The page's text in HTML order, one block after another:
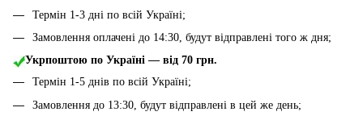
Термін 1-3 дні по всій Україні;
Замовлення оплачені до 14:30, будут відправлені того ж дня;
Укрпоштою по Україні — від 70 грн.
Термін 1-5 днів по всій Україні;
Замовлення до 13:30, будут відправлені в цей же день;